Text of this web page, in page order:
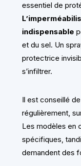
essentiel de
indispensable
et du sel. Un
protectrice
s’infiltrer.
Il est conseillé
régulièrement,
Les modèles en
spécifiques,
demandent des